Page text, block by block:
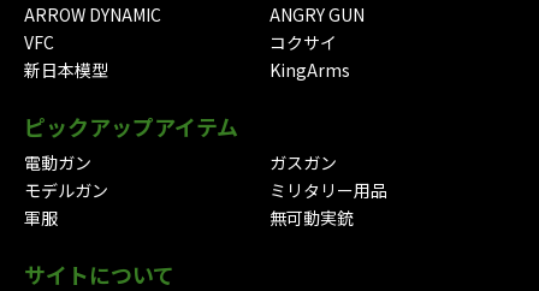
ARROW DYNAMIC
ANGRY GUN
VFC
コクサイ
新日本模型
KingArms
ピックアップアイテム
電動ガン
ガスガン
モデルガン
ミリタリー用品
軍服
無可動実銃
サイトについて